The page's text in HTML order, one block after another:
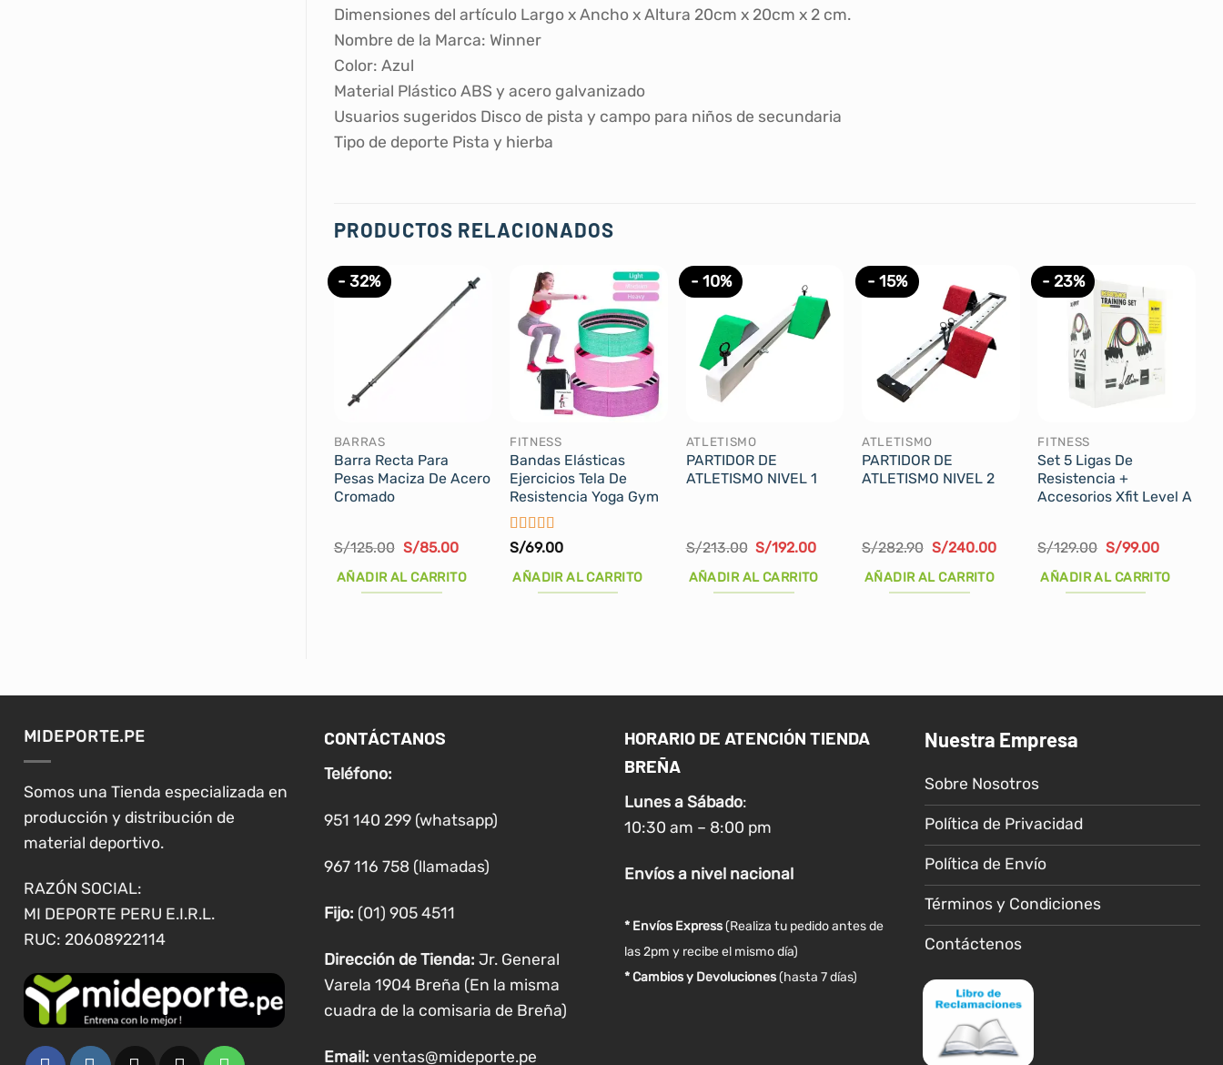
Dimensiones del artículo Largo x Ancho x Altura ‎20cm x 20cm x 2 cm.
Nombre de la Marca‎: Winner
Color: ‎Azul
Material ‎Plástico ABS y acero galvanizado
Usuarios sugeridos ‎Disco de pista y campo para niños de secundaria
Tipo de deporte ‎Pista y hierba
PRODUCTOS RELACIONADOS
- 32%
BARRAS
Barra Recta Para
Pesas Maciza De Acero
Cromado
S/125.00 El
original
era:
S/85.00El
actual
AÑADIR AL CARRITO
FITNESS
Bandas Elásticas
Ejercicios Tela De
Resistencia Yoga Gym
Valorado
con
S/69.00
AÑADIR AL CARRITO
- 10%
ATLETISMO
PARTIDOR DE
ATLETISMO NIVEL 1
S/213.00 El
original
era:
S/192.00El
actual
AÑADIR AL CARRITO
- 15%
ATLETISMO
PARTIDOR DE
ATLETISMO NIVEL 2
S/282.90 El
original
era:
S/240.00El
AÑADIR AL CARRITO
- 23%
FITNESS
Set 5 Ligas De
Resistencia +
Accesorios Xfit Level A
S/129.00 El
original
era:
S/99.00El
actual
AÑADIR AL CARRITO
MIDEPORTE.PE
Somos una Tienda especializada en
producción y distribución de
material deportivo.
RAZÓN SOCIAL:
MI DEPORTE PERU E.I.R.L.
RUC: 20608922114
CONTÁCTANOS
Teléfono:
951 140 299 (whatsapp)
967 116 758 (llamadas)
Fijo: (01) 905 4511
Dirección de Tienda: Jr. General
Varela 1904 Breña (En la misma
cuadra de la comisaria de Breña)
Email: ventas@mideporte.pe
HORARIO DE ATENCIÓN TIENDA
BREÑA
Lunes a Sábado:
10:30 am – 8:00 pm
Envíosa nivel nacional
* Envíos Express(Realiza tu pedido antes de
las 2pm y recibe el mismo día)
* Cambios y Devoluciones (hasta 7 días)
Nuestra Empresa
Sobre Nosotros
Política de Privacidad
Política de Envío
Términos y Condiciones
Contáctenos